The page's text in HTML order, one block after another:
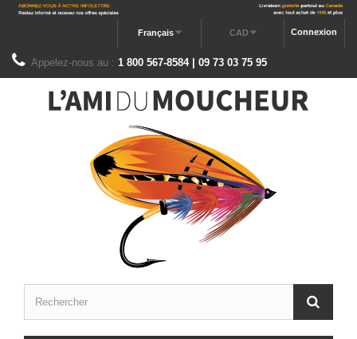
Connexion
CAD
Français
Appelez-nous au : 1 800 567-8584 | 09 73 03 75 95